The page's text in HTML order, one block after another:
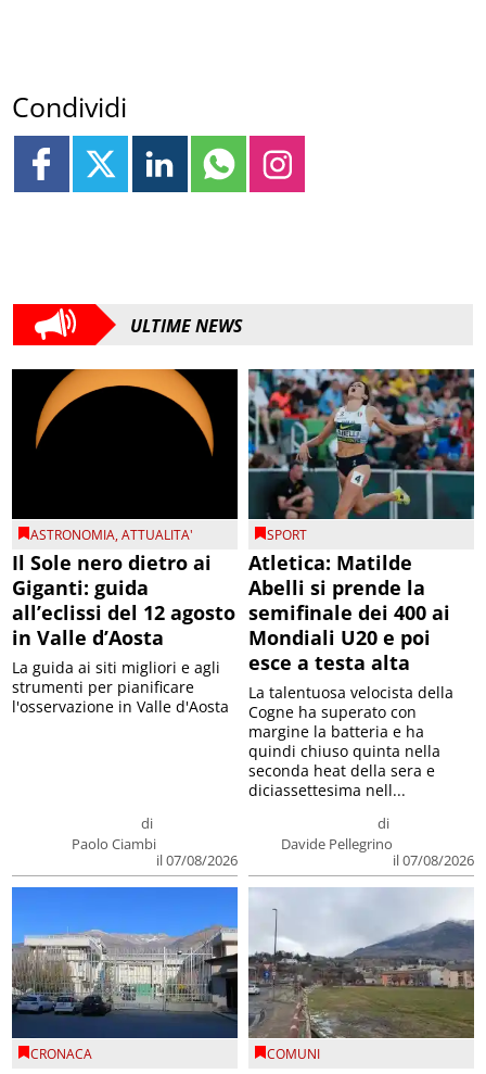
Condividi
ULTIME NEWS
ASTRONOMIA,ATTUALITA'
Il Sole nero dietro ai
Giganti: guida
all’eclissi del 12 agosto
in Valle d’Aosta
di
Paolo Ciambi
il 07/08/2026
La guida ai siti migliori e agli
strumenti per pianificare
l'osservazione in Valle d'Aosta
SPORT
Atletica: Matilde
Abelli si prende la
semifinale dei 400 ai
Mondiali U20 e poi
esce a testa alta
di
Davide Pellegrino
il 07/08/2026
La talentuosa velocista della
Cogne ha superato con
margine la batteria e ha
quindi chiuso quinta nella
seconda heat della sera e
diciassettesima nell...
CRONACA COMUNI